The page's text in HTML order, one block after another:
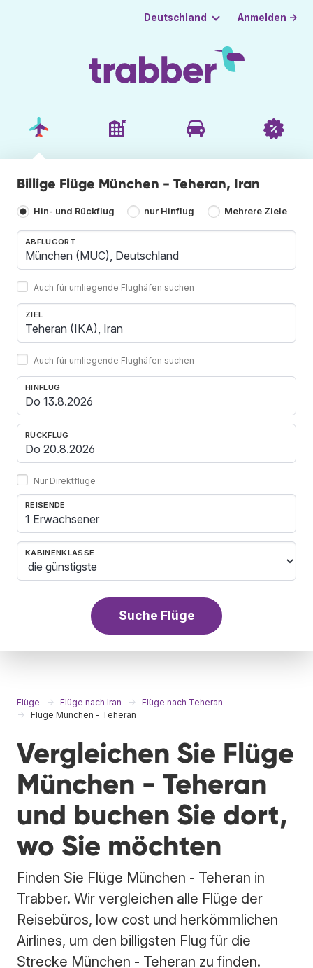
Deutschland Anmelden →
Billige Flüge München - Teheran, Iran
Hin- und Rückflug nur Hinflug Mehrere Ziele
ABFLUGORT
Auch für umliegende Flughäfen suchen
ZIEL
Auch für umliegende Flughäfen suchen
HINFLUG
RÜCKFLUG
Nur Direktflüge
REISENDE
1 Erwachsener
KABINENKLASSE
Suche Flüge
Flüge Flüge nach Iran
Flüge nach Teheran
Flüge München - Teheran
Vergleichen Sie Flüge
München - Teheran
und buchen Sie dort,
wo Sie möchten
Finden Sie Flüge München - Teheran in
Trabber. Wir vergleichen alle Flüge der
Reisebüros, low cost und herkömmlichen
Airlines, um den billigsten Flug für die
Strecke München - Teheran zu finden.